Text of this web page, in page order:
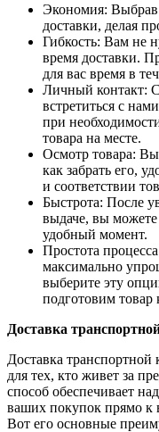
Экономия: Выбрав
доставки, делая
Гибкость: Вам не
время доставки.
для вас время в
Личный контакт:
встретиться с
при
товара на месте.
Осмотр товара: Вы
как забрать его,
и соответствии
Быстрота: После
выдаче, вы
удобный момент.
Простота
максимально
выберите эту
подготовим товар
Доставка
Доставка
для тех, кто живет за
способ обеспечивает
ваших покупок прямо к
Вот его основные